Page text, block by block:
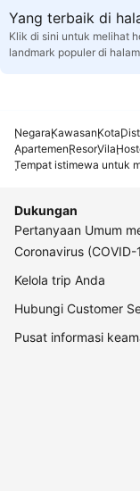
Yang terbaik di
Klik di sini untuk melihat
landmark populer di
NegaraKawasanKota
ApartemenResorVila
Tempat istimewa untuk
Dukungan
Pertanyaan Umum
Coronavirus (COVID-
Kelola trip Anda
Hubungi Customer
Pusat informasi